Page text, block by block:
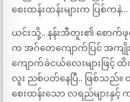
စေးထန်းထန်းများက ပြစ်
ယင်းသို့.. နန်းအီတူး၏ စောက်
က အဂ်တေကျောက်ပြင် အကျိုး
ကျောက်ခဲငယ်လေးများဖြင့်
လူး ညစ်ပတ်နေပြီ.. ဖြစ်သည်။
စေးထန်းသော လရည်များနှင့်